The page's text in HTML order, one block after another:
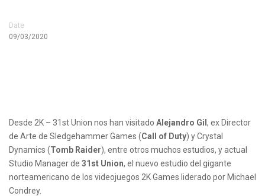
Date
09/03/2020
Desde 2K – 31st Union nos han visitado Alejandro Gil , ex Director
de Arte de Sledgehammer Games (Call of Duty) y Crystal
Dynamics (Tomb Raider), entre otros muchos estudios, y actual
Studio Manager de 31st Union, el nuevo estudio del gigante
norteamericano de los videojuegos 2K Games liderado por Michael
Condrey.